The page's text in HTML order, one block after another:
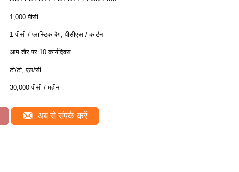
1,000 पीसी
1 पीसी / प्लास्टिक बैग, पीसीएस / कार्टन
आम तौर पर 10 कार्यदिवस
टी/टी, एल/सी
30,000 पीसी / महीना
अब से संपर्क करें